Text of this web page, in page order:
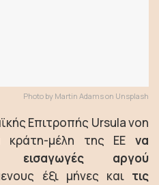
Photo by Martin Adams on Unsplash
Επιτροπής Ursula von
μέλη της ΕΕ να
εισαγωγές αργού
έξι μήνες καιτις